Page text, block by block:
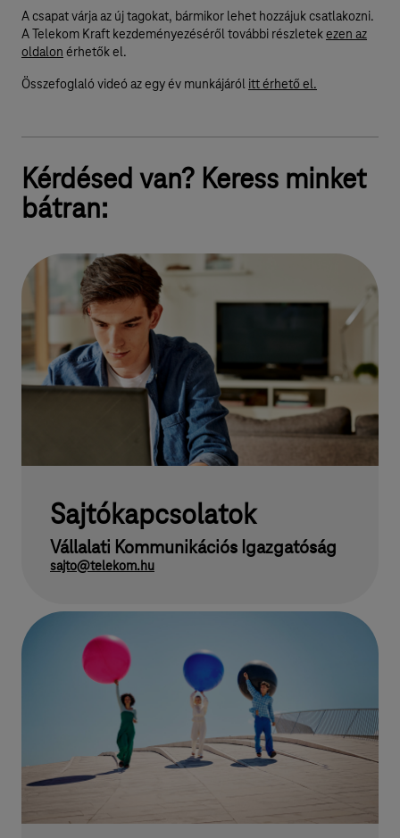
A csapat várja az új tagokat, bármikor lehet hozzájuk csatlakozni.
A Telekom Kraft kezdeményezéséről további részletekezen az
oldalon érhetők el.
Összefoglaló videó az egy év munkájáról itt érhető el.
Kérdésed van? Keress minket
bátran:
Sajtókapcsolatok
Vállalati Kommunikációs Igazgatóság
sajto@telekom.hu